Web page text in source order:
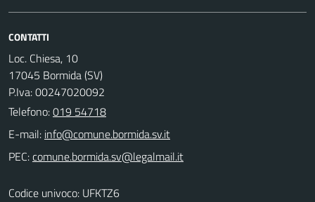
CONTATTI
Loc. Chiesa, 10
17045 Bormida (SV)
P.Iva: 00247020092
Telefono:019 54718
E-mail:
PEC:
Codice univoco: UFKTZ6